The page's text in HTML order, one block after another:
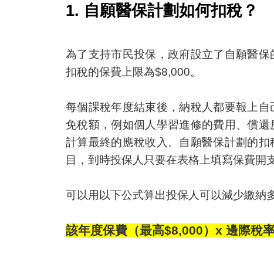
1. 自願醫保計劃如何扣稅？
為了支持市民投保，政府設立了自願醫
扣稅的保費上限為$8,000。
每個課稅年度結束後，納稅人都要報上
免稅額，例如個人學習進修的費用、償
計算最終的應稅收入。自願醫保計劃的
目，到時投保人只要在表格上填寫保費開
可以用以下公式算出投保人可以減少繳納
該年度保費（最高$8,000）x 邊際稅